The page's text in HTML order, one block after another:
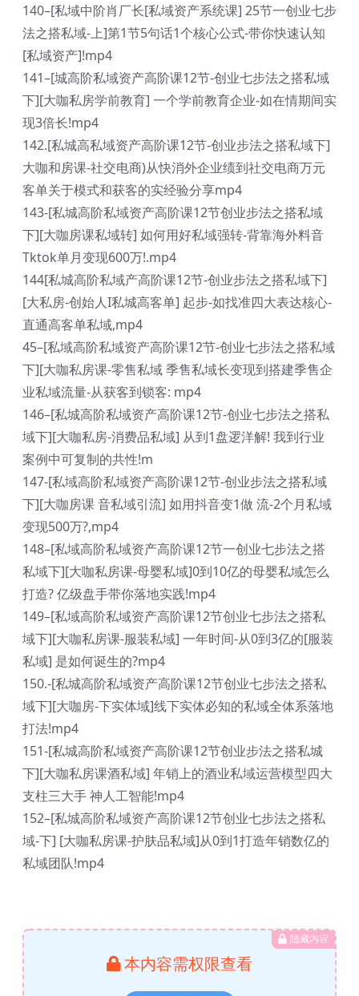
140–[私域中阶肖厂长[私域资产系统课] 25节一创业七步
法之搭私域-上]第1节5句话1个核心公式-带你快速认知
[私域资产]!mp4
141–[城高阶私域资产高阶课12节-创业七步法之搭私域
下][大咖私房学前教育] 一个学前教育企业-如在情期间实
现3倍长!mp4
142.[私城高私域资产高阶课12节-创业步法之搭私域下]
大咖和房课-社交电商)从快消外企业绩到社交电商万元
客单关于模式和获客的实经验分享mp4
143-[私城高阶私域资产高阶课12节创业步法之搭私域
下][大咖房课私域转] 如何用好私域强转-背靠海外料音
Tktok单月变现600万!.mp4
144[私城高阶私域产高阶课12节-创业步法之搭私域下]
[大私房-创始人I私城高客单] 起步-如找准四大表达核心-
直通高客单私域,mp4
45–[私域高阶私域资产高阶课12节-创业七步法之搭私域
下][大咖私房课-零售私域 季售私域长变现到搭建季售企
业私域流量-从获客到锁客: mp4
146–[私城高阶私域资产高阶课12节-创业七步法之搭私
域下][大咖私房-消费品私域] 从到1盘逻洋解! 我到行业
案例中可复制的共性!m
147-[私域高阶私域资产高阶课12节-创业步法之搭私域
下][大咖房课 音私域引流] 如用抖音变1做 流-2个月私域
变现500万?,mp4
148–[私域高阶私域资产高阶课12节一创业七步法之搭
私域下][大咖私房课-母婴私域]0到10亿的母婴私域怎么
打造? 亿级盘手带你落地实践!mp4
149–[私域高阶私域资产高阶课12节创业七步法之搭私
域下][大咖私房课-服装私域] 一年时间-从0到3亿的[服装
私域] 是如何诞生的?mp4
150.-[私城高阶私域资产高阶课12节创业七步法之搭私
域下][大咖房-下实体域]线下实体必知的私域全体系落地
打法!mp4
151-[私城高阶私域资产高阶课12节创业步法之搭私城
下][大咖私房课酒私域] 年销上的酒业私域运营模型四大
支柱三大手 神人工智能!mp4
152–[私城高阶私域资产高阶课12节创业七步法之搭私
域-下] [大咖私房课-护肤品私域]从0到1打造年销数亿的
私域团队!mp4
隐藏内容
本内容需权限查看